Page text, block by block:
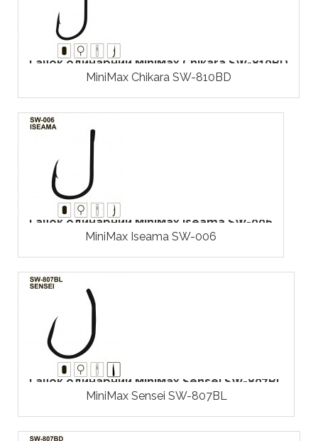
Гачок одинарний MiniMax Chikara SW-810BD
MiniMax Chikara SW-810BD
Гачок одинарний MiniMax Iseama SW-006
MiniMax Iseama SW-006
Гачок одинарний MiniMax Sensei SW-807BL
MiniMax Sensei SW-807BL